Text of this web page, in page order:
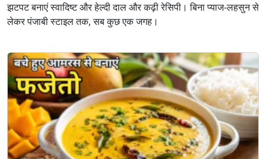
झटपट बनाएं स्वादिष्ट और हेल्दी दाल और कढ़ी रेसिपी। बिना प्याज-लहसुन से
लेकर पंजाबी स्टाइल तक, सब कुछ एक जगह।